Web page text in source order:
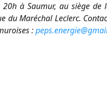
à Saumur, au siège de
du Maréchal Leclerc.
: